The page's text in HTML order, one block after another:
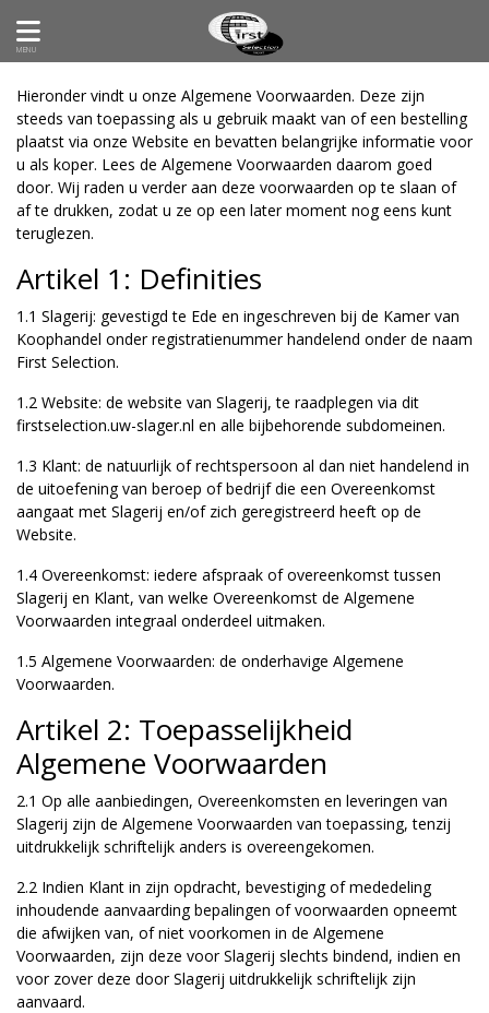
MENU
Hieronder vindt u onze Algemene Voorwaarden. Deze zijn
steeds van toepassing als u gebruik maakt van of een bestelling
plaatst via onze Website en bevatten belangrijke informatie voor
u als koper. Lees de Algemene Voorwaarden daarom goed
door. Wij raden u verder aan deze voorwaarden op te slaan of
af te drukken, zodat u ze op een later moment nog eens kunt
teruglezen.
Artikel 1: Definities
1.1 Slagerij: gevestigd te Ede en ingeschreven bij de Kamer van
Koophandel onder registratienummer handelend onder de naam
First Selection.
1.2 Website: de website van Slagerij, te raadplegen via dit
firstselection.uw-slager.nl en alle bijbehorende subdomeinen.
1.3 Klant: de natuurlijk of rechtspersoon al dan niet handelend in
de uitoefening van beroep of bedrijf die een Overeenkomst
aangaat met Slagerij en/of zich geregistreerd heeft op de
Website.
1.4 Overeenkomst: iedere afspraak of overeenkomst tussen
Slagerij en Klant, van welke Overeenkomst de Algemene
Voorwaarden integraal onderdeel uitmaken.
1.5 Algemene Voorwaarden: de onderhavige Algemene
Voorwaarden.
Artikel 2: Toepasselijkheid
Algemene Voorwaarden
2.1 Op alle aanbiedingen, Overeenkomsten en leveringen van
Slagerij zijn de Algemene Voorwaarden van toepassing, tenzij
uitdrukkelijk schriftelijk anders is overeengekomen.
2.2 Indien Klant in zijn opdracht, bevestiging of mededeling
inhoudende aanvaarding bepalingen of voorwaarden opneemt
die afwijken van, of niet voorkomen in de Algemene
Voorwaarden, zijn deze voor Slagerij slechts bindend, indien en
voor zover deze door Slagerij uitdrukkelijk schriftelijk zijn
aanvaard.